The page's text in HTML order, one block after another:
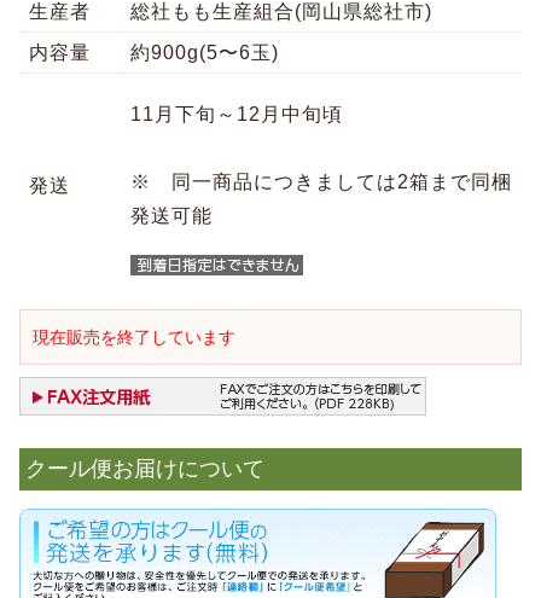
生産者
総社もも生産組合(岡山県総社市)
内容量
約900g(5〜6玉)
発送
11月下旬～12月中旬頃
※ 同一商品につきましては2箱まで同梱
発送可能
現在販売を終了しています
クール便お届けについて